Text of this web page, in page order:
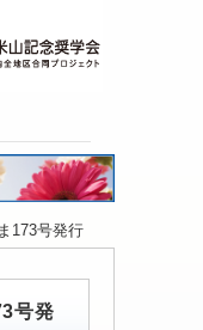
173号発行
号発